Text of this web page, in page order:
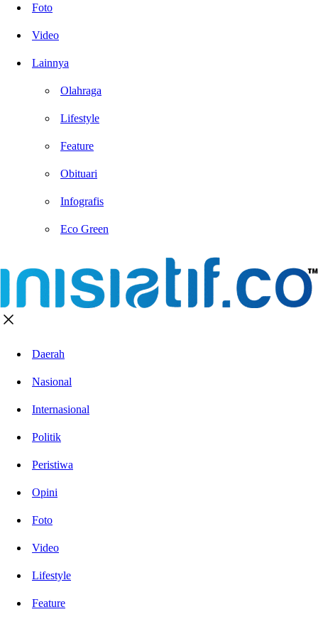
Foto
Video
Lainnya
Olahraga
Lifestyle
Feature
Obituari
Infografis
Eco Green
Daerah
Nasional
Internasional
Politik
Peristiwa
Opini
Foto
Video
Lifestyle
Feature